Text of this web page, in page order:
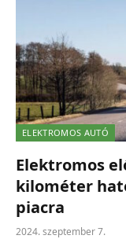
ELEKTROMOS AUTÓ
Elektromos
kilométer
piacra
2024. szeptember 7.